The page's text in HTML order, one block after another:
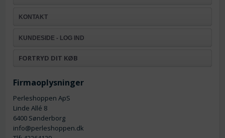
KONTAKT
KUNDESIDE - LOG IND
FORTRYD DIT KØB
Firmaoplysninger
Perleshoppen ApS
Linde Allé 8
6400 Sønderborg
info@perleshoppen.dk